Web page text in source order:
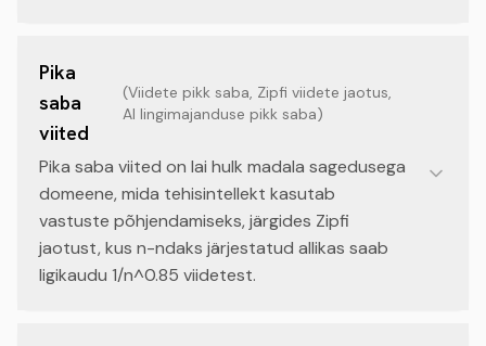
Pika
saba
viited
(Viidete pikk saba, Zipfi viidete jaotus,
AI lingimajanduse pikk saba)
Pika saba viited on lai hulk madala sagedusega
domeene, mida tehisintellekt kasutab
vastuste põhjendamiseks, järgides Zipfi
jaotust, kus n-ndaks järjestatud allikas saab
ligikaudu 1/n^0.85 viidetest.